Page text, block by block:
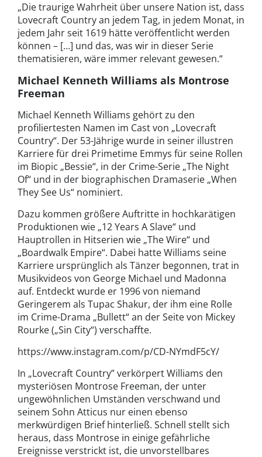
„Die traurige Wahrheit über unsere Nation ist, dass
Lovecraft Country an jedem Tag, in jedem Monat, in
jedem Jahr seit 1619 hätte veröffentlicht werden
können – […] und das, was wir in dieser Serie
thematisieren, wäre immer relevant gewesen.“
Michael Kenneth Williams als Montrose
Freeman
Michael Kenneth Williams gehört zu den
profiliertesten Namen im Cast von „Lovecraft
Country“. Der 53-Jährige wurde in seiner illustren
Karriere für drei Primetime Emmys für seine Rollen
im Biopic „Bessie“, in der Crime-Serie „The Night
Of“ und in der biographischen Dramaserie „When
They See Us“ nominiert.
Dazu kommen größere Auftritte in hochkarätigen
Produktionen wie „12 Years A Slave“ und
Hauptrollen in Hitserien wie „The Wire“ und
„Boardwalk Empire“. Dabei hatte Williams seine
Karriere ursprünglich als Tänzer begonnen, trat in
Musikvideos von George Michael und Madonna
auf. Entdeckt wurde er 1996 von niemand
Geringerem als Tupac Shakur, der ihm eine Rolle
im Crime-Drama „Bullett“ an der Seite von Mickey
Rourke („Sin City“) verschaffte.
https://www.instagram.com/p/CD-NYmdF5cY/
In „Lovecraft Country” verkörpert Williams den
mysteriösen Montrose Freeman, der unter
ungewöhnlichen Umständen verschwand und
seinem Sohn Atticus nur einen ebenso
merkwürdigen Brief hinterließ. Schnell stellt sich
heraus, dass Montrose in einige gefährliche
Ereignisse verstrickt ist, die unvorstellbares